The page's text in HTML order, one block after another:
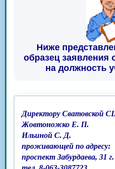
Ниже
образец заявления
на должность
Директору Сватовской
Жовтоножко Е. П.
Ильиной С. Д.
проживающей по адресу:
проспект Забурдаева, 31